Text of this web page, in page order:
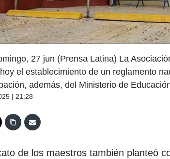
27 jun (Prensa Latina) La
el establecimiento de un reglamento
además, del Ministerio de
| 21:28
de los maestros también planteó